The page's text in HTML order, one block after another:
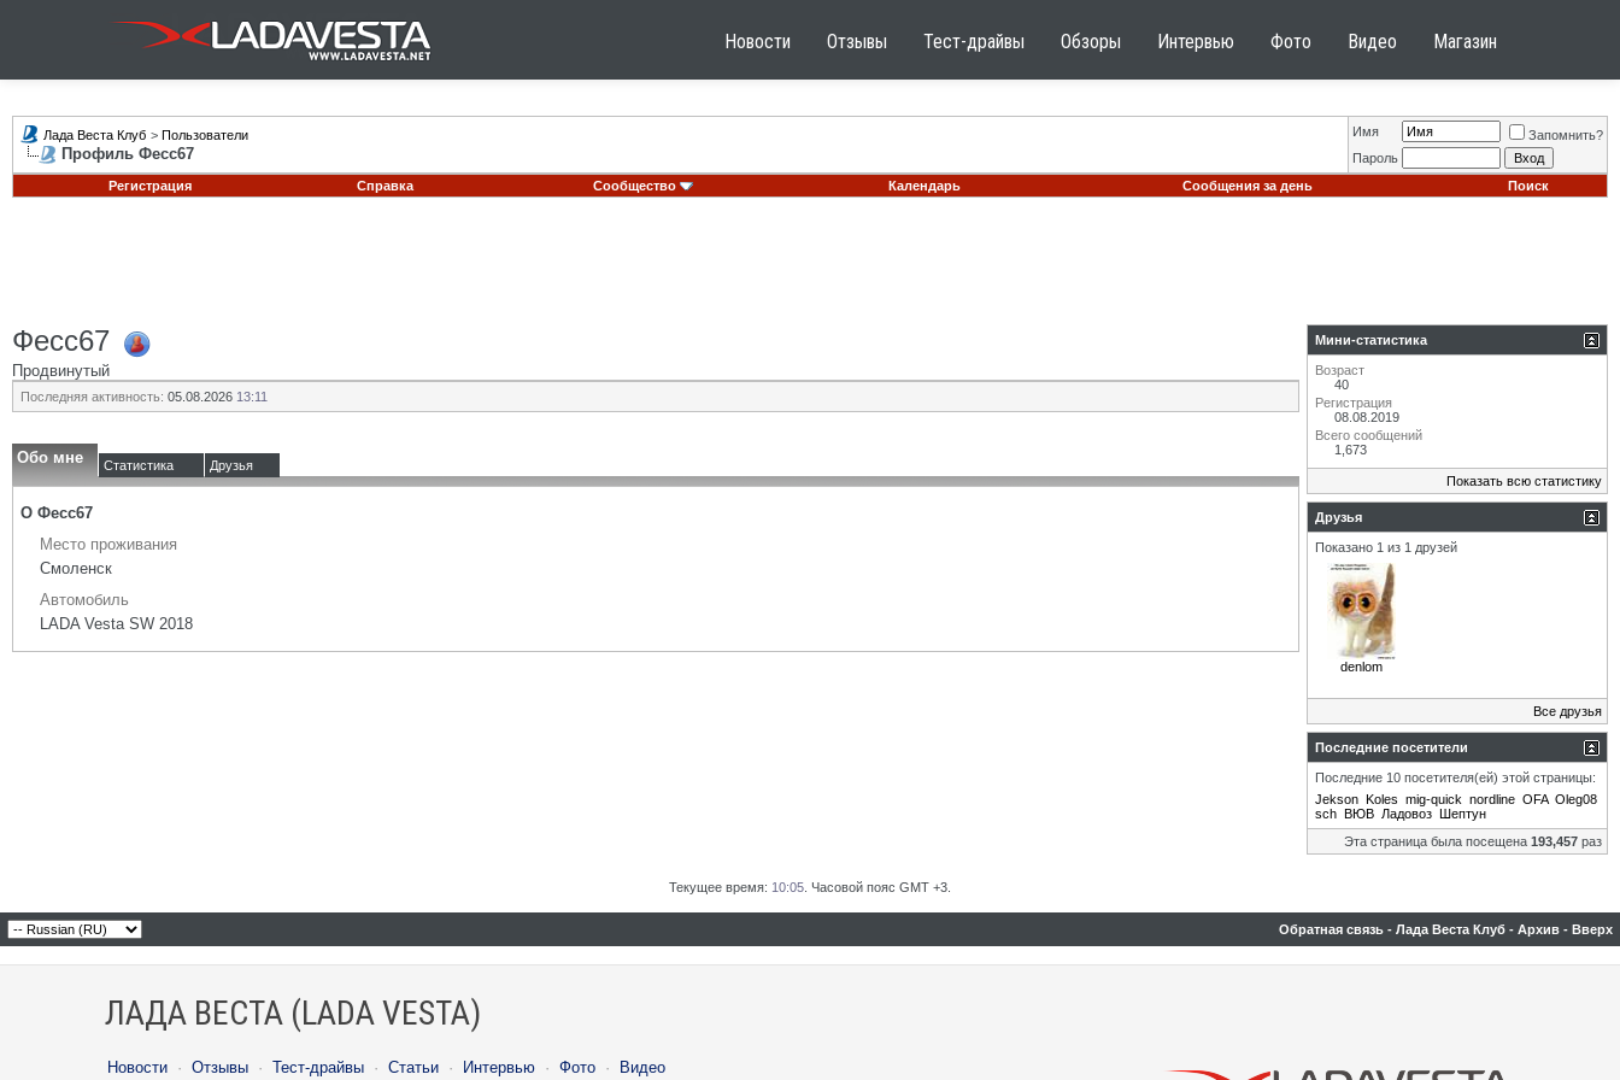
Новости Отзывы Тест-драйвы Обзоры Интервью Фото Видео Магазин
Лада Веста Клуб > Пользователи
Профиль Фесс67
Имя
Запомнить?
Пароль
Регистрация
Справка Сообщество Календарь Сообщения за день Поиск
Фесс67
Продвинутый
Последняя активность: 05.08.2026 13:11
Обо мне Статистика Друзья
О Фесс67
Место проживания
Смоленск
Автомобиль
LADA Vesta SW 2018
Мини-статистика
Возраст
40
Регистрация
08.08.2019
Всего сообщений
1,673
Показать всю статистику
Друзья
Показано 1 из 1 друзей
denlom
Все друзья
Последние посетители
Последние 10 посетителя(ей) этой страницы:
Jekson Koles mig-quick nordline OFA Oleg08
sch ВЮВ Ладовоз Шептун
Эта страница была посещена 193,457 раз
Текущее время: 10:05 . Часовой пояс GMT +3.
Обратная связь - Лада Веста Клуб - Архив - Вверх
ЛАДА ВЕСТА (LADA VESTA)
Новости · Отзывы · Тест-драйвы · Статьи · Интервью · Фото · Видео